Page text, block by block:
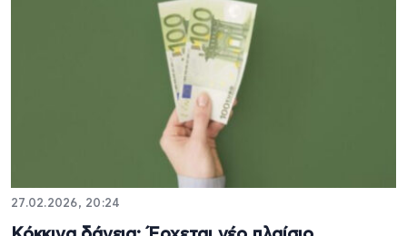
27.02.2026, 20:24